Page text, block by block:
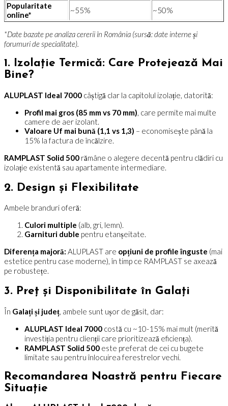
Popularitate
online*
~55% ~50%
*Date bazate pe analiza cererii în România (sursă: date interne și
forumuri de specialitate).
1. Izolație Termică: Care Protejează Mai
Bine?
ALUPLAST Ideal 7000 câștigă clar la capitolul izolație, datorită:
Profil mai gros (85 mm vs 70 mm), care permite mai multe
camere de aer izolant.
Valoare Uf mai bună (1,1 vs 1,3) – economisește până la
15% la factura de încălzire.
RAMPLAST Solid 500 rămâne o alegere decentă pentru clădiri cu
izolație existentă sau apartamente intermediare.
2. Design și Flexibilitate
Ambele branduri oferă:
Culori multiple (alb, gri, lemn).
Garnituri duble pentru etanșeitate.
Diferența majoră: ALUPLAST are opțiuni de profile înguste (mai
estetice pentru case moderne), în timp ce RAMPLAST se axează
pe robustețe.
3. Preț și Disponibilitate în Galați
În Galați și județ , ambele sunt ușor de găsit, dar:
ALUPLAST Ideal 7000 costă cu ~10-15% mai mult (merită
investiția pentru clienții care prioritizează eficiența).
RAMPLAST Solid 500 este preferat de cei cu bugete
limitate sau pentru înlocuirea ferestrelor vechi.
Recomandarea Noastră pentru Fiecare
Situație